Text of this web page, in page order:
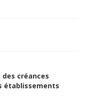
créances
établissements